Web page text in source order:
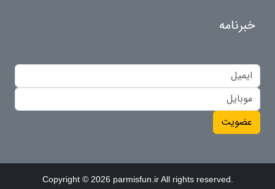
خبرنامه
عضویت
Copyright © 2026 parmisfun.ir All rights reserved.